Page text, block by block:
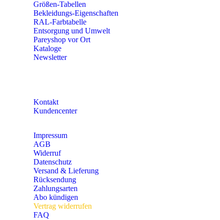
Größen-Tabellen
Bekleidungs-Eigenschaften
RAL-Farbtabelle
Entsorgung und Umwelt
Pareyshop vor Ort
Kataloge
Newsletter
Kontakt
Kundencenter
Impressum
AGB
Widerruf
Datenschutz
Versand & Lieferung
Rücksendung
Zahlungsarten
Abo kündigen
Vertrag widerrufen
FAQ